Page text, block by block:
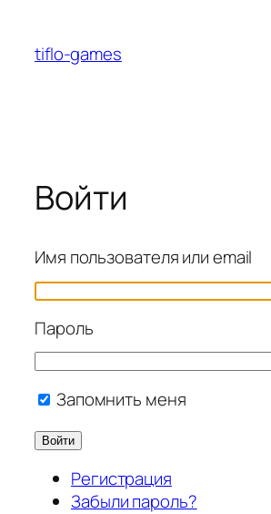
содержимому
tiflo-games
Войти
Имя пользователя или email
Пароль
Запомнить меня
Войти
Регистрация
Забыли пароль?